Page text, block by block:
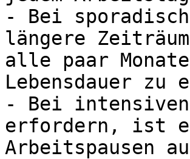
- Bei
längere
alle paar
Lebensdauer zu
- Bei
erfordern, ist
Arbeitspausen